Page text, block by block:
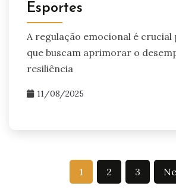
Esportes
A regulação emocional é crucial
que buscam aprimorar o
resiliência
11/08/2025
1 2 3